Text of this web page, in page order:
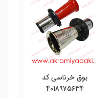
بوق خرناسی کد
4018975634